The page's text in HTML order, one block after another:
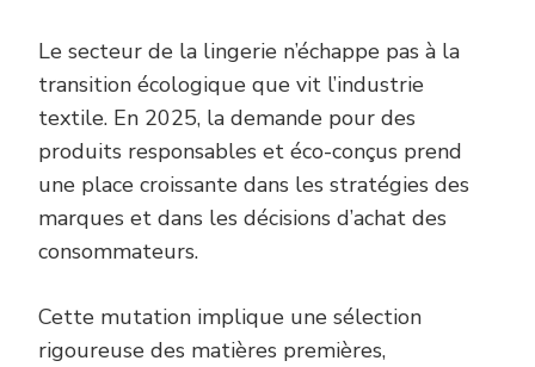
Le secteur de la lingerie n’échappe pas à la
transition écologique que vit l’industrie
textile. En 2025, la demande pour des
produits responsables et éco-conçus prend
une place croissante dans les stratégies des
marques et dans les décisions d’achat des
consommateurs.
Cette mutation implique une sélection
rigoureuse des matières premières,